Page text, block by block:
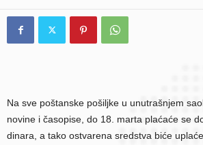
Na sve poštanske pošiljke u unutrašnjem
novine i časopise, do 18. marta plaćaće se
dinara, a tako ostvarena sredstva biće